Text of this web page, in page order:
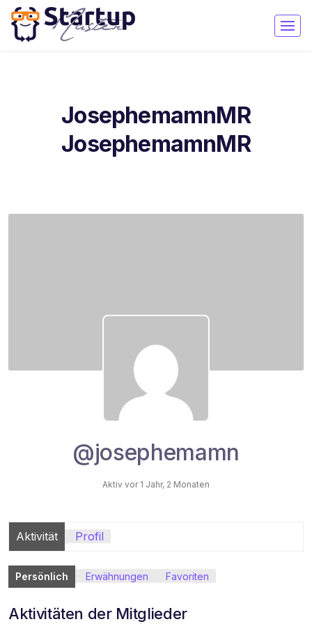
JosephemamnMR
JosephemamnMR
@josephemamn
Aktiv vor 1 Jahr, 2 Monaten
Aktivität Profil
Persönlich Erwähnungen Favoriten
Aktivitäten der Mitglieder